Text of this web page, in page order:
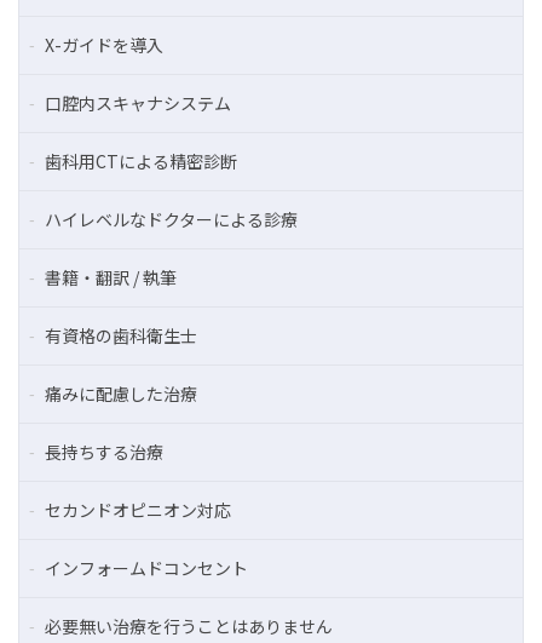
X-ガイドを導入
口腔内スキャナシステム
歯科用CTによる精密診断
ハイレベルなドクターによる診療
書籍・翻訳 / 執筆
有資格の歯科衛生士
痛みに配慮した治療
長持ちする治療
セカンドオピニオン対応
インフォームドコンセント
必要無い治療を行うことはありません